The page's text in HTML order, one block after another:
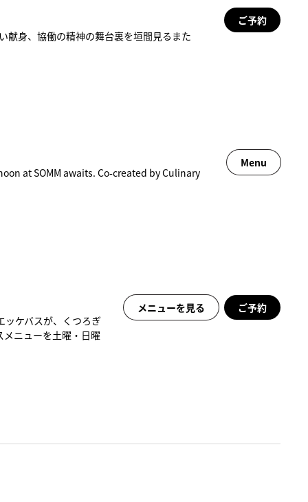
献身、協働の精神の舞台裏を垣間見るまた
ご予約
at SOMM awaits. Co-created by Culinary
Menu
ッケバスが、くつろぎ
ニューを土曜・日曜
メニューを見る ご予約